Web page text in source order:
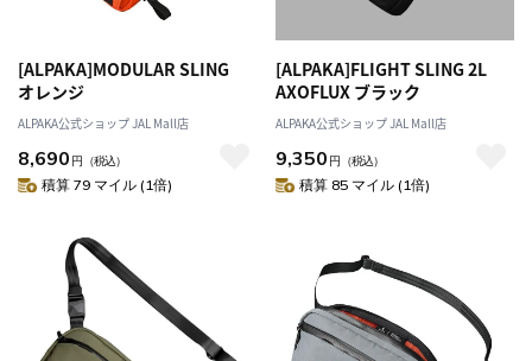
[ALPAKA]MODULAR SLING
オレンジ
ALPAKA公式ショップ JAL Mall店
8,690 円 （税込）
積算 79 マイル (1倍)
[ALPAKA]FLIGHT SLING 2L
AXOFLUX ブラック
ALPAKA公式ショップ JAL Mall店
9,350 円 （税込）
積算 85 マイル (1倍)